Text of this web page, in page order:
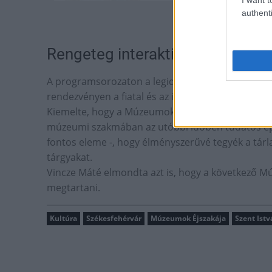
Rengeteg interaktív
A programsorozaton a legideálisabb célcsoport
rendezvényen a fiatal és az idősebb látogató is -
Kiemelte, hogy a Múzeumok éjszakáján
múzeumi szakmában az utóbbi időben tudatos
fontos eleme -, hogy élményszerűvé tegyék a
tárgyakat.
Vincze Máté elmondta azt is, hogy a következő
megtartani.
Kultúra Székesfehérvár Múzeumok Éjszakája Szent